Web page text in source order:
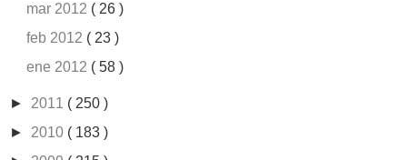
mar 2012 ( 26 )
feb 2012 ( 23 )
ene 2012 ( 58 )
► 2011 ( 250 )
► 2010 ( 183 )